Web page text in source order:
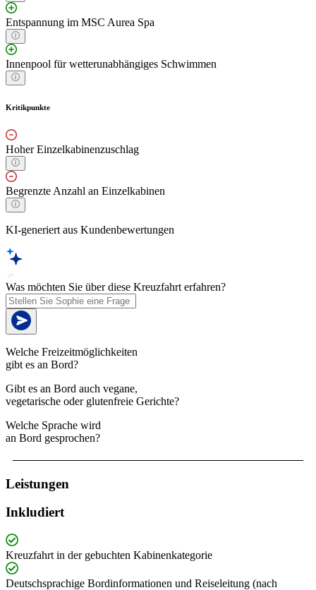
Entspannung im MSC Aurea Spa
Innenpool für wetterunabhängiges Schwimmen
Kritikpunkte
Hoher Einzelkabinenzuschlag
Begrenzte Anzahl an Einzelkabinen
KI-generiert aus Kundenbewertungen
Was möchten Sie über diese Kreuzfahrt erfahren?
Welche Freizeitmöglichkeiten
gibt es an Bord?
Gibt es an Bord auch vegane,
vegetarische oder glutenfreie Gerichte?
Welche Sprache wird
an Bord gesprochen?
Leistungen
Inkludiert
Kreuzfahrt in der gebuchten Kabinenkategorie
Deutschsprachige Bordinformationen und Reiseleitung (nach